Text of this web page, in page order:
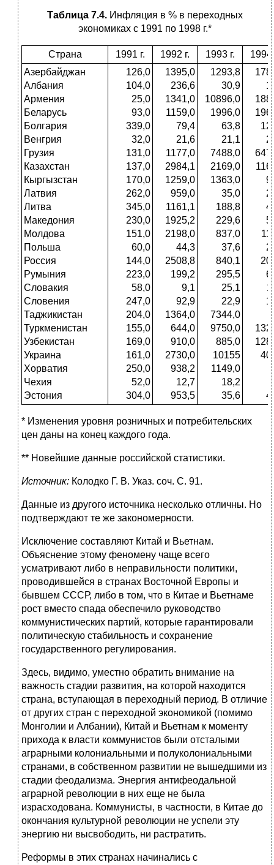
Таблица 7.4.Инфляция в % в переходных
экономиках с 1991 по 1998 г.*
Страна 1991 г. 1992 г. 1993 г.
1994
Азербайджан
Албания
Армения
Беларусь
Болгария
Венгрия
Грузия
Казахстан
Кыргызстан
Латвия
Литва
Македония
Молдова
Польша
Россия
Румыния
Словакия
Словения
Таджикистан
Туркменистан
Узбекистан
Украина
Хорватия
Чехия
Эстония
126,0
104,0
25,0
93,0
339,0
32,0
131,0
137,0
170,0
262,0
345,0
230,0
151,0
60,0
144,0
223,0
58,0
247,0
204,0
155,0
169,0
161,0
250,0
52,0
304,0
1395,0
236,6
1341,0
1159,0
79,4
21,6
1177,0
2984,1
1259,0
959,0
1161,1
1925,2
2198,0
44,3
2508,8
199,2
9,1
92,9
1364,0
644,0
910,0
2730,0
938,2
12,7
953,5
1293,8
30,9
10896,0
1996,0
63,8
21,1
7488,0
2169,0
1363,0
35,0
188,8
229,6
837,0
37,6
840,1
295,5
25,1
22,9
7344,0
9750,0
885,0
10155
1149,0
18,2
35,6
* Изменения уровня розничных и потребительских
цен даны на конец каждого года.
** Новейшие данные российской статистики.
Источник: Колодко Г. В. Указ. соч. С. 91.
Данные из другого источника несколько отличны. Но
подтверждают те же закономерности.
Исключение составляют Китай и Вьетнам.
Объяснение этому феномену чаще всего
усматривают либо в неправильности политики,
проводившейся в странах Восточной Европы и
бывшем СССР, либо в том, что в Китае и Вьетнаме
рост вместо спада обеспечило руководство
коммунистических партий, которые гарантировали
политическую стабильность и сохранение
государственного регулирования.
Здесь, видимо, уместно обратить внимание на
важность стадии развития, на которой находится
страна, вступающая в переходный период. В отличие
от других стран с переходной экономикой (помимо
Монголии и Албании), Китай и Вьетнам к моменту
прихода к власти коммунистов были отсталыми
аграрными колониальными и полуколониальными
странами, в собственном развитии не вышедшими из
стадии феодализма. Энергия антифеодальной
аграрной революции в них еще не была
израсходована. Коммунисты, в частности, в Китае до
окончания культурной революции не успели эту
энергию ни высвободить, ни растратить.
Реформы в этих странах начинались с